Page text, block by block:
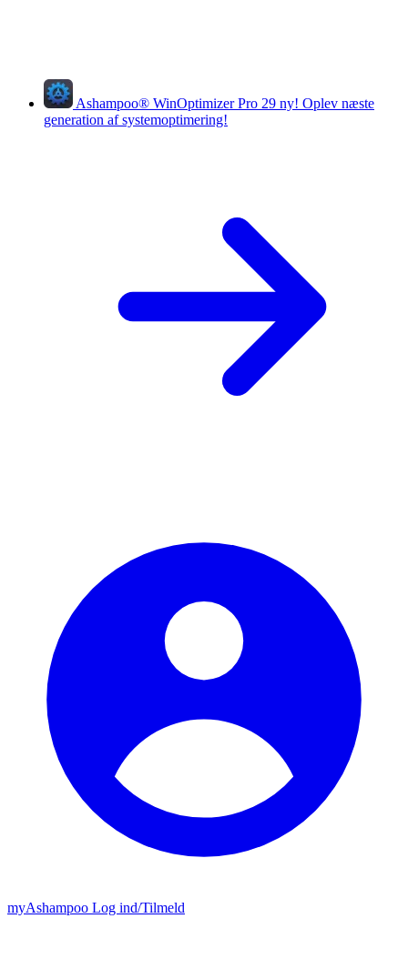
Ashampoo® WinOptimizer Pro 29 ny! Oplev næste
generation af systemoptimering!
myAshampoo Log ind/Tilmeld